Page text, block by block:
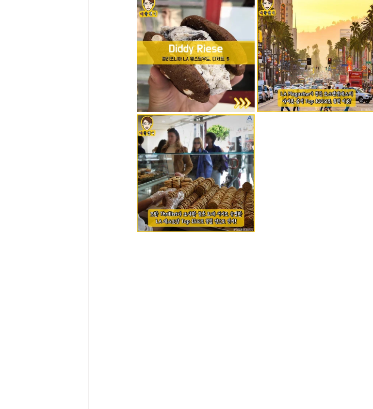
Boston-맛집/여행지 Boulder City-맛집/여행지 Brawley-맛집/여행지
Bronx-맛집/여행지 Bryce Canyon-맛집/여행지 Buena Park-맛집/여행지
Cambridge-맛집/여행지 Campton-맛집/여행지 Campton-맛집/여행지
Centerport-맛집/여행지